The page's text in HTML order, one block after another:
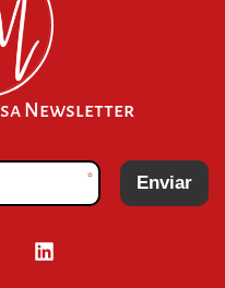
Newsletter
* Enviar